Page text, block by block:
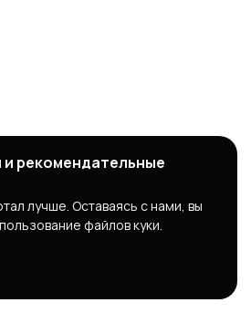
и рекомендательные
лучше. Оставаясь с нами, вы
файлов куки.